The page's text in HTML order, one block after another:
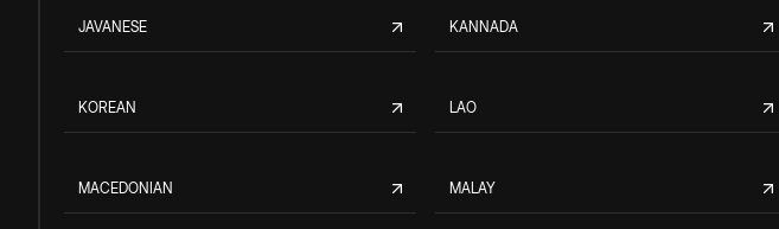
JAVANESE KANNADA
KOREAN LAO
MACEDONIAN MALAY